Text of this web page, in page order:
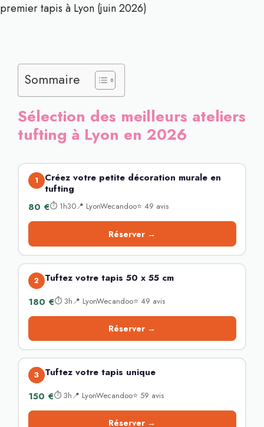
premier tapis à Lyon (juin 2026)
Sommaire
Sélection des meilleurs ateliers
tufting à Lyon en 2026
1
Créez votre petite décoration murale en
tufting
80 €⏱ 1h30📍 LyonWecandoo⭐ 49 avis
Réserver →
2 Tuftez votre tapis 50 x 55 cm
180 €⏱ 3h📍 LyonWecandoo⭐ 49 avis
Réserver →
3 Tuftez votre tapis unique
150 €⏱ 3h📍 LyonWecandoo⭐ 59 avis
Réserver →